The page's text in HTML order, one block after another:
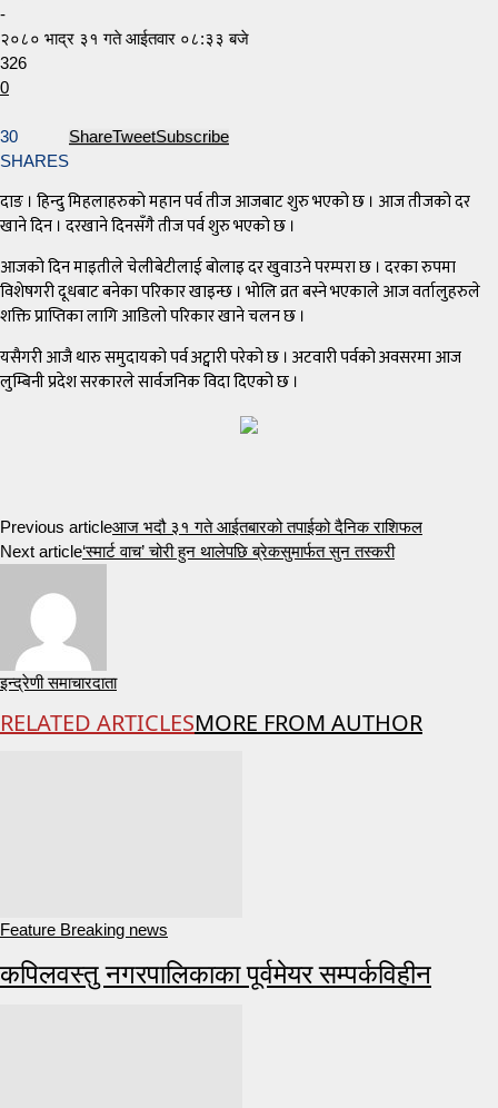
-
२०८० भाद्र ३१ गते आईतवार ०८:३३ बजे
326
0
30
SHARES
ShareTweetSubscribe
दाङ । हिन्दु मिहलाहरुको महान पर्व तीज आजबाट शुरु भएको छ । आज तीजको दर
खाने दिन । दरखाने दिनसँगै तीज पर्व शुरु भएको छ ।
आजको दिन माइतीले चेलीबेटीलाई बोलाइ दर खुवाउने परम्परा छ । दरका रुपमा
विशेषगरी दूधबाट बनेका परिकार खाइन्छ । भोलि व्रत बस्ने भएकाले आज वर्तालुहरुले
शक्ति प्राप्तिका लागि आडिलो परिकार खाने चलन छ ।
यसैगरी आजै थारु समुदायको पर्व अट्वारी परेको छ । अटवारी पर्वको अवसरमा आज
लुम्बिनी प्रदेश सरकारले सार्वजनिक विदा दिएको छ ।
Previous articleआज भदौ ३१ गते आईतबारको तपाईको दैनिक राशिफल
Next article‘स्मार्ट वाच’ चोरी हुन थालेपछि ब्रेकसुमार्फत सुन तस्करी
इन्द्रेणी समाचारदाता
RELATED ARTICLESMORE FROM AUTHOR
Feature Breaking news
कपिलवस्तु नगरपालिकाका पूर्वमेयर सम्पर्कविहीन